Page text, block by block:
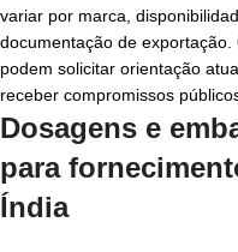
variar por marca,
documentação de
podem solicitar orientação
receber compromissos
Dosagens e
para
Índia